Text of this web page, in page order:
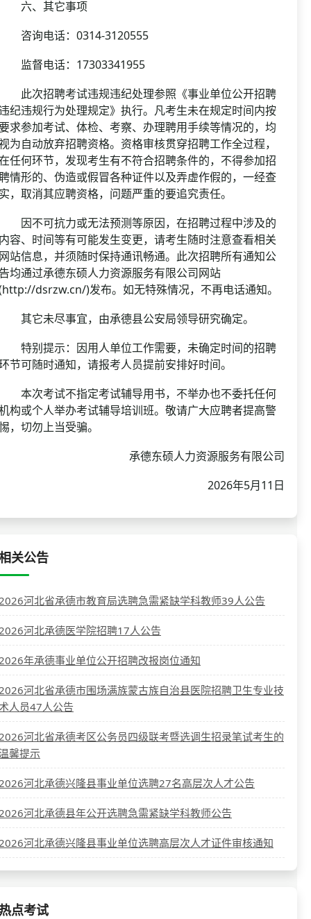
、其它事项
询电话：0314-3120555
督电话：17303341955
次招聘考试违规违纪处理参照《事业单位公开招聘
纪违规行为处理规定》执行。凡考生未在规定时间内按
求参加考试、体检、考察、办理聘用手续等情况的，均
为自动放弃招聘资格。资格审核贯穿招聘工作全过程，
任何环节，发现考生有不符合招聘条件的，不得参加招
情形的、伪造或假冒各种证件以及弄虚作假的，一经查
，取消其应聘资格，问题严重的要追究责任。
不可抗力或无法预测等原因，在招聘过程中涉及的
容、时间等有可能发生变更，请考生随时注意查看相关
站信息，并须随时保持通讯畅通。此次招聘所有通知公
均通过承德东硕人力资源服务有限公司网站
dsrzw.cn/)发布。如无特殊情况，不再电话通知。
它未尽事宜，由承德县公安局领导研究确定。
别提示：因用人单位工作需要，未确定时间的招聘
节可随时通知，请报考人员提前安排好时间。
次考试不指定考试辅导用书，不举办也不委托任何
构或个人举办考试辅导培训班。敬请广大应聘者提高警
，切勿上当受骗。
承德东硕人力资源服务有限公司
2026年5月11日
关公告
河北省承德市教育局选聘急需紧缺学科教师39人公告
河北承德医学院招聘17人公告
年承德事业单位公开招聘改报岗位通知
河北省承德市围场满族蒙古族自治县医院招聘卫生专业技
人员47人公告
河北省承德考区公务员四级联考暨选调生招录笔试考生的
馨提示
河北承德兴隆县事业单位选聘27名高层次人才公告
河北承德县年公开选聘急需紧缺学科教师公告
河北承德兴隆县事业单位选聘高层次人才证件审核通知
点考试